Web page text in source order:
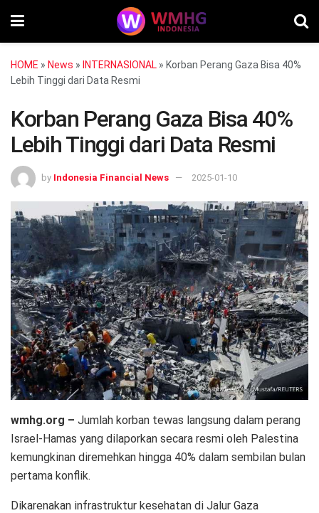
HOME » News » INTERNASIONAL » Korban Perang Gaza Bisa 40%
Lebih Tinggi dari Data Resmi
Korban Perang Gaza Bisa 40%
Lebih Tinggi dari Data Resmi
by Indonesia Financial News 2025-01-10
wmhg.org – Jumlah korban tewas langsung dalam perang
Israel-Hamas yang dilaporkan secara resmi oleh Palestina
kemungkinan diremehkan hingga 40% dalam sembilan bulan
pertama konflik.
Dikarenakan infrastruktur kesehatan di Jalur Gaza